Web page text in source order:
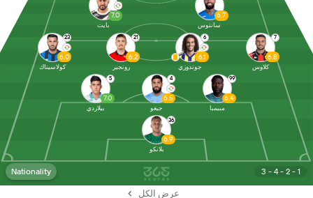
3 - 4 - 2 - 1
Nationality
36
6.9
بلانكو
5
7.0
بيلاردي
4
6.5
جيغو
99
6.4
مبيمبا
23
6.0
كولاسيناك
21
6.2
رونجير
6
6.1
جوندوزي
7
6.8
كلاوس
7.0
بايت
6.7
سانتوس
عرض الكل